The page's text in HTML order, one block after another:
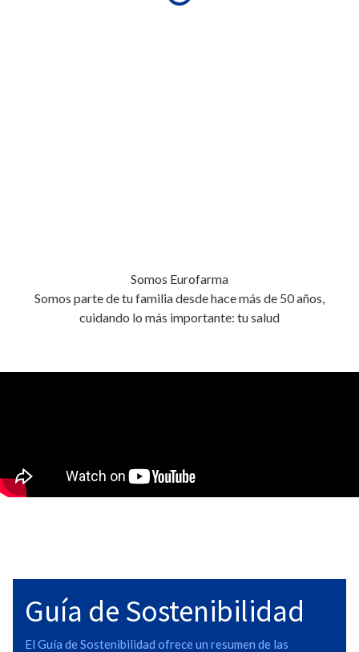
Somos Eurofarma
Somos parte de tu familia desde hace más de 50 años,
cuidando lo más importante: tu salud
Guía de Sostenibilidad
El Guía de Sostenibilidad ofrece un resumen de las